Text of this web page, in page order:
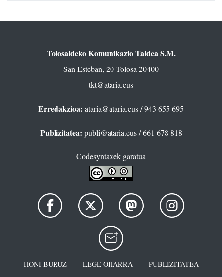
Tolosaldeko Komunikazio Taldea S.M.
San Esteban, 20 Tolosa 20400
tkt@ataria.eus
Erredakzioa: ataria@ataria.eus/ 943 655 695
Publizitatea: publi@ataria.eus/ 661 678 818
Codesyntaxek garatua
HONI BURUZ LEGE OHARRA
PUBLIZITATEA